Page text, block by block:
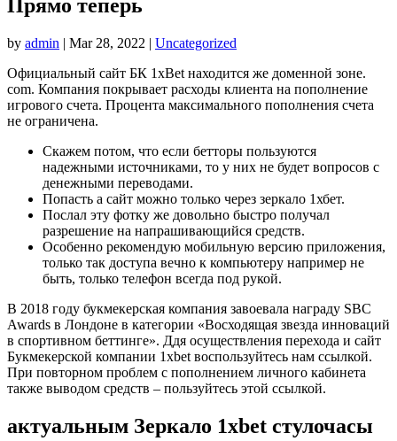
Прямо теперь
by admin | Mar 28, 2022 | Uncategorized
Официальный сайт БК 1xBet находится же доменной зоне.
com. Компания покрывает расходы клиента на пополнение
игрового счета. Процента максимального пополнения счета
не ограничена.
Скажем потом, что если бетторы пользуются
надежными источниками, то у них не будет вопросов с
денежными переводами.
Попасть а сайт можно только через зеркало 1хбет.
Послал эту фотку же довольно быстро получал
разрешение на напрашивающийся средств.
Особенно рекомендую мобильную версию приложения,
только так доступа вечно к компьютеру например не
быть, только телефон всегда под рукой.
В 2018 году букмекерская компания завоевала награду SBC
Awards в Лондоне в категории «Восходящая звезда инноваций
в спортивном беттинге». Ддя осуществления перехода и сайт
Букмекерской компании 1xbet воспользуйтесь нам ссылкой.
При повторном проблем с пополнением личного кабинета
также выводом средств – пользуйтесь этой ссылкой.
актуальным Зеркало 1xbet стулочасы